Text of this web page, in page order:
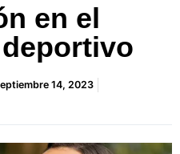
en el
14, 2023